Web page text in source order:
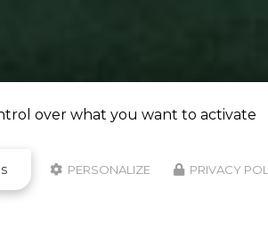
over what you want to activate
PERSONALIZE PRIVACY